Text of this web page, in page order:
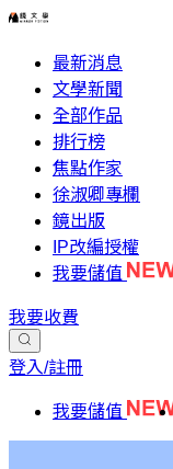
最新消息
文學新聞
全部作品
排行榜
焦點作家
徐淑卿專欄
鏡出版
IP改編授權
我要儲值
我要收費
登入/註冊
我要儲值